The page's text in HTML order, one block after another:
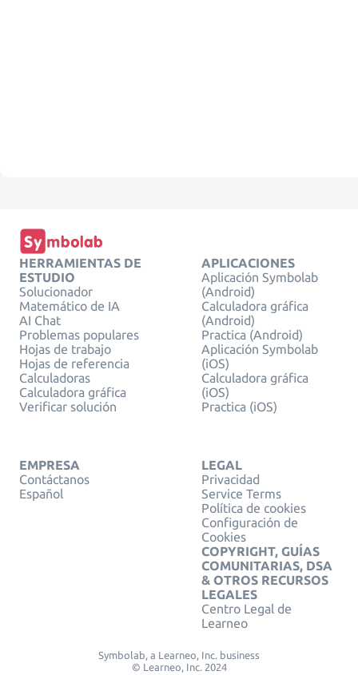
HERRAMIENTAS DE
ESTUDIO
Solucionador
Matemático de IA
AI Chat
Problemas populares
Hojas de trabajo
Hojas de referencia
Calculadoras
Calculadora gráfica
Verificar solución
APLICACIONES
Aplicación Symbolab
(Android)
Calculadora gráfica
(Android)
Practica (Android)
Aplicación Symbolab
(iOS)
Calculadora gráfica
(iOS)
Practica (iOS)
EMPRESA
Contáctanos
Español
LEGAL
Privacidad
Service Terms
Política de cookies
Configuración de
Cookies
COPYRIGHT, GUÍAS
COMUNITARIAS, DSA
& OTROS RECURSOS
LEGALES
Centro Legal de
Learneo
Symbolab, a Learneo, Inc. business
© Learneo, Inc. 2024